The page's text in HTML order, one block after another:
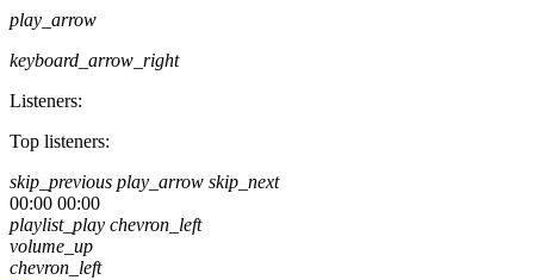
play_arrow
keyboard_arrow_right
Listeners:
Top listeners:
skip_previous play_arrow skip_next
00:00 00:00
playlist_play chevron_left
volume_up
chevron_left